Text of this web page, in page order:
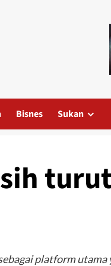
Bisnes Sukan
platform